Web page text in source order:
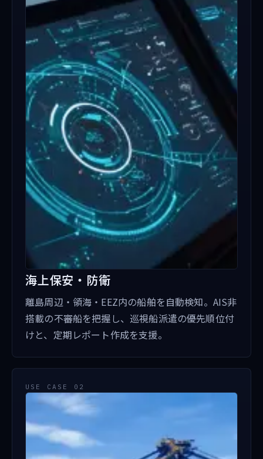
海上保安・防衛
離島周辺・領海・EEZ内の船舶を自動検知。AIS非
搭載の不審船を把握し、巡視船派遣の優先順位付
けと、定期レポート作成を支援。
USE CASE 02